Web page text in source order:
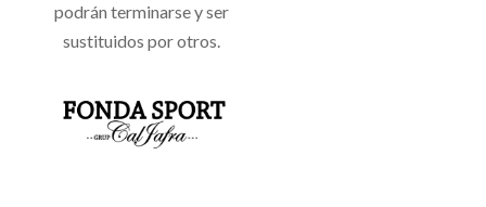
podrán terminarse y ser
sustituidos por otros.